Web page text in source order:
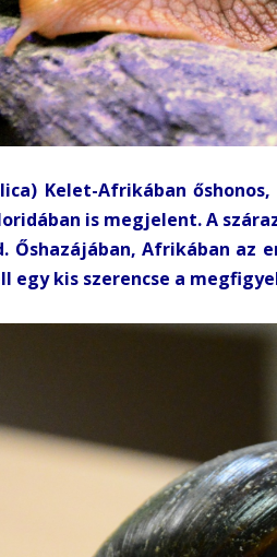
Kelet-Afrikában
is megjelent. A
Afrikában az
kis szerencse a